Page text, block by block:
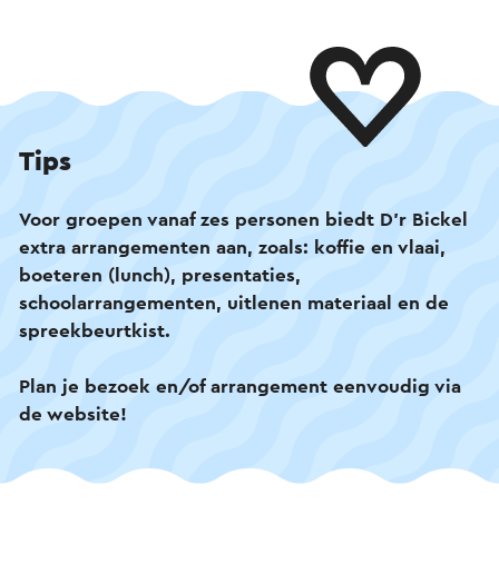
(jong en oud) het kan blijven ontdekken. En dat
allemaal op een kleinschalig en persoonlijk
Tips
Voor groepen vanaf zes personen biedt D'r Bickel
extra arrangementen aan, zoals: koffie en vlaai,
boeteren (lunch), presentaties,
schoolarrangementen, uitlenen materiaal en de
spreekbeurtkist.
Plan je bezoek en/of arrangement eenvoudig via
de website!